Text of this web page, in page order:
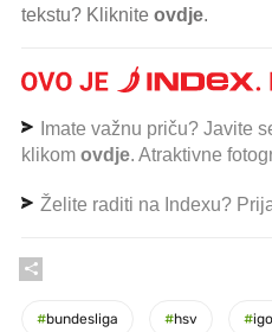
tekstu? Kliknite ovdje.
Imate važnu priču? Javite
klikom ovdje. Atraktivne
Želite raditi na Indexu?
#bundesliga #hsv #